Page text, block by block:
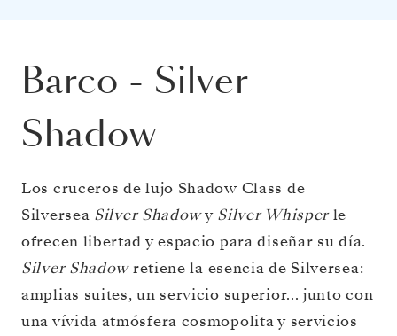
Barco - Silver
Shadow
Los cruceros de lujo Shadow Class de
Silversea Silver Shadowy Silver Whisperle
ofrecen libertad y espacio para diseñar su día.
Silver Shadowretiene la esencia de Silversea:
amplias suites, un servicio superior... junto con
una vívida atmósfera cosmopolita y servicios